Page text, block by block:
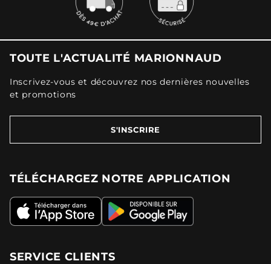
TOUTE L'ACTUALITÉ MARIONNAUD
Inscrivez-vous et découvrez nos dernières nouvelles
et promotions
S'INSCRIRE
TÉLÉCHARGEZ NOTRE APPLICATION
SERVICE CLIENTS